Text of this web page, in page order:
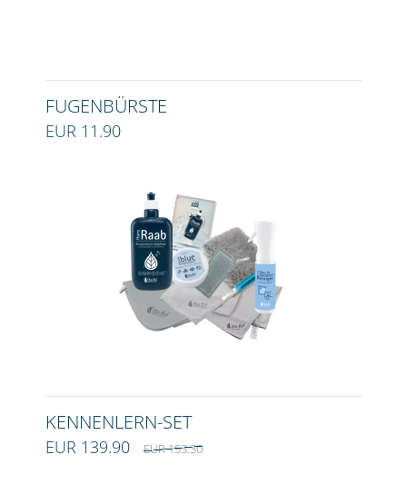
FUGENBÜRSTE
EUR 11.90
KENNENLERN-SET
EUR 139.90EUR 153.30